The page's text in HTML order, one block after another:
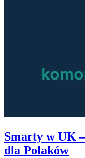
Smarty w UK
dla Polaków